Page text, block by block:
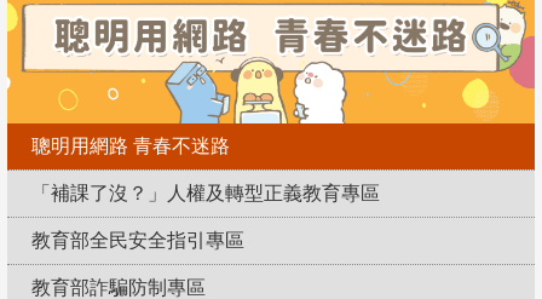
聰明用網路 青春不迷路
「補課了沒？」人權及轉型正義教育專區
教育部全民安全指引專區
教育部詐騙防制專區